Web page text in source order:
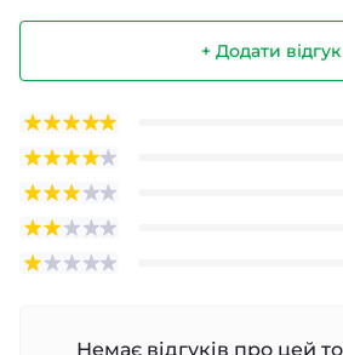
+ Додати відгук
Немає відгуків про цей